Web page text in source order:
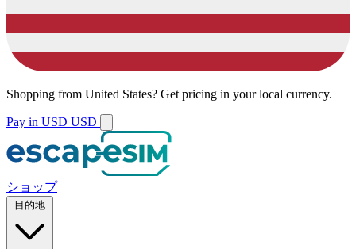
Shopping from United States? Get pricing in your local currency.
Pay in USD USD
ショップ
目的地